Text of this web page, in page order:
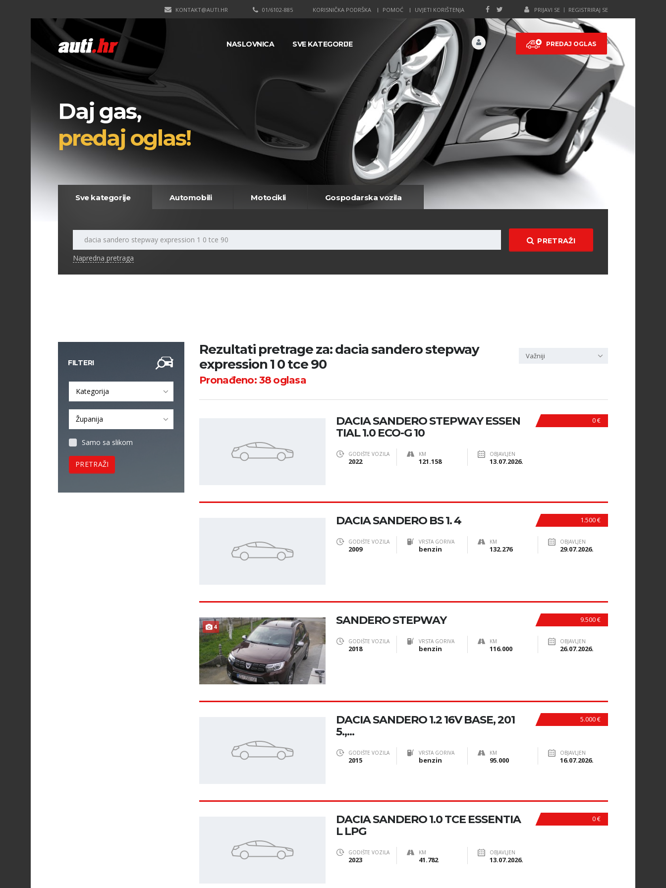
PRIJAVI SE REGISTRIRAJ SE
KORISNIČKA PODRŠKA POMOĆ UVJETI KORIŠTENJA
01/6102-885
KONTAKT@AUTI.HR
PREDAJ OGLAS
NASLOVNICA SVE KATEGORIJE
Daj gas,
predaj oglas!
Sve kategorije Automobili Motocikli Gospodarska vozila
PRETRAŽI
Napredna pretraga
FILTERI
Kategorija
Županija
Samo sa slikom
PRETRAŽI
Rezultati pretrage za: dacia sandero stepway
expression 1 0 tce 90
Pronađeno:38oglasa
Važniji
0 €
DACIA SANDERO STEPWAY ESSEN
TIAL 1.0 ECO-G 10
GODIŠTE VOZILA
2022
KM
121.158
OBJAVLJEN
13.07.2026.
1.500 €
DACIA SANDERO BS 1. 4
GODIŠTE VOZILA
2009
VRSTA GORIVA
benzin
KM
132.276
OBJAVLJEN
29.07.2026.
4
9.500 €
SANDERO STEPWAY
GODIŠTE VOZILA
2018
VRSTA GORIVA
benzin
KM
116.000
OBJAVLJEN
26.07.2026.
5.000 €
DACIA SANDERO 1.2 16V BASE, 201
5.,...
GODIŠTE VOZILA
2015
VRSTA GORIVA
benzin
KM
95.000
OBJAVLJEN
16.07.2026.
0 €
DACIA SANDERO 1.0 TCE ESSENTIA
L LPG
GODIŠTE VOZILA
2023
KM
41.782
OBJAVLJEN
13.07.2026.